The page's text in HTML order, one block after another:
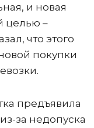
и новая
целью –
что этого
покупки
предъявила
за недопуска